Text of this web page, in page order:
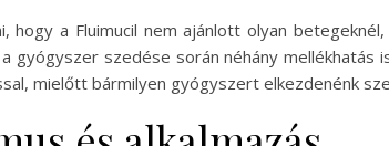
a Fluimucil nem ajánlott olyan betegeknél,
gyógyszer szedése során néhány
mielőtt bármilyen gyógyszert elkezdenénk